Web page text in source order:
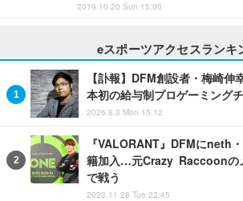
2019.10.20 Sun 15:00
eスポーツアクセスランキ
【訃報】DFM創設者・梅崎
本初の給与制プロゲーミング
2026.8.3 Mon 15:12
『VALORANT』DFMにneth
籍加入…元Crazy Raccoonの
で戦う
2023.11.28 Tue 22:45